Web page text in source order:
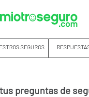
SEGUROS
preguntas de